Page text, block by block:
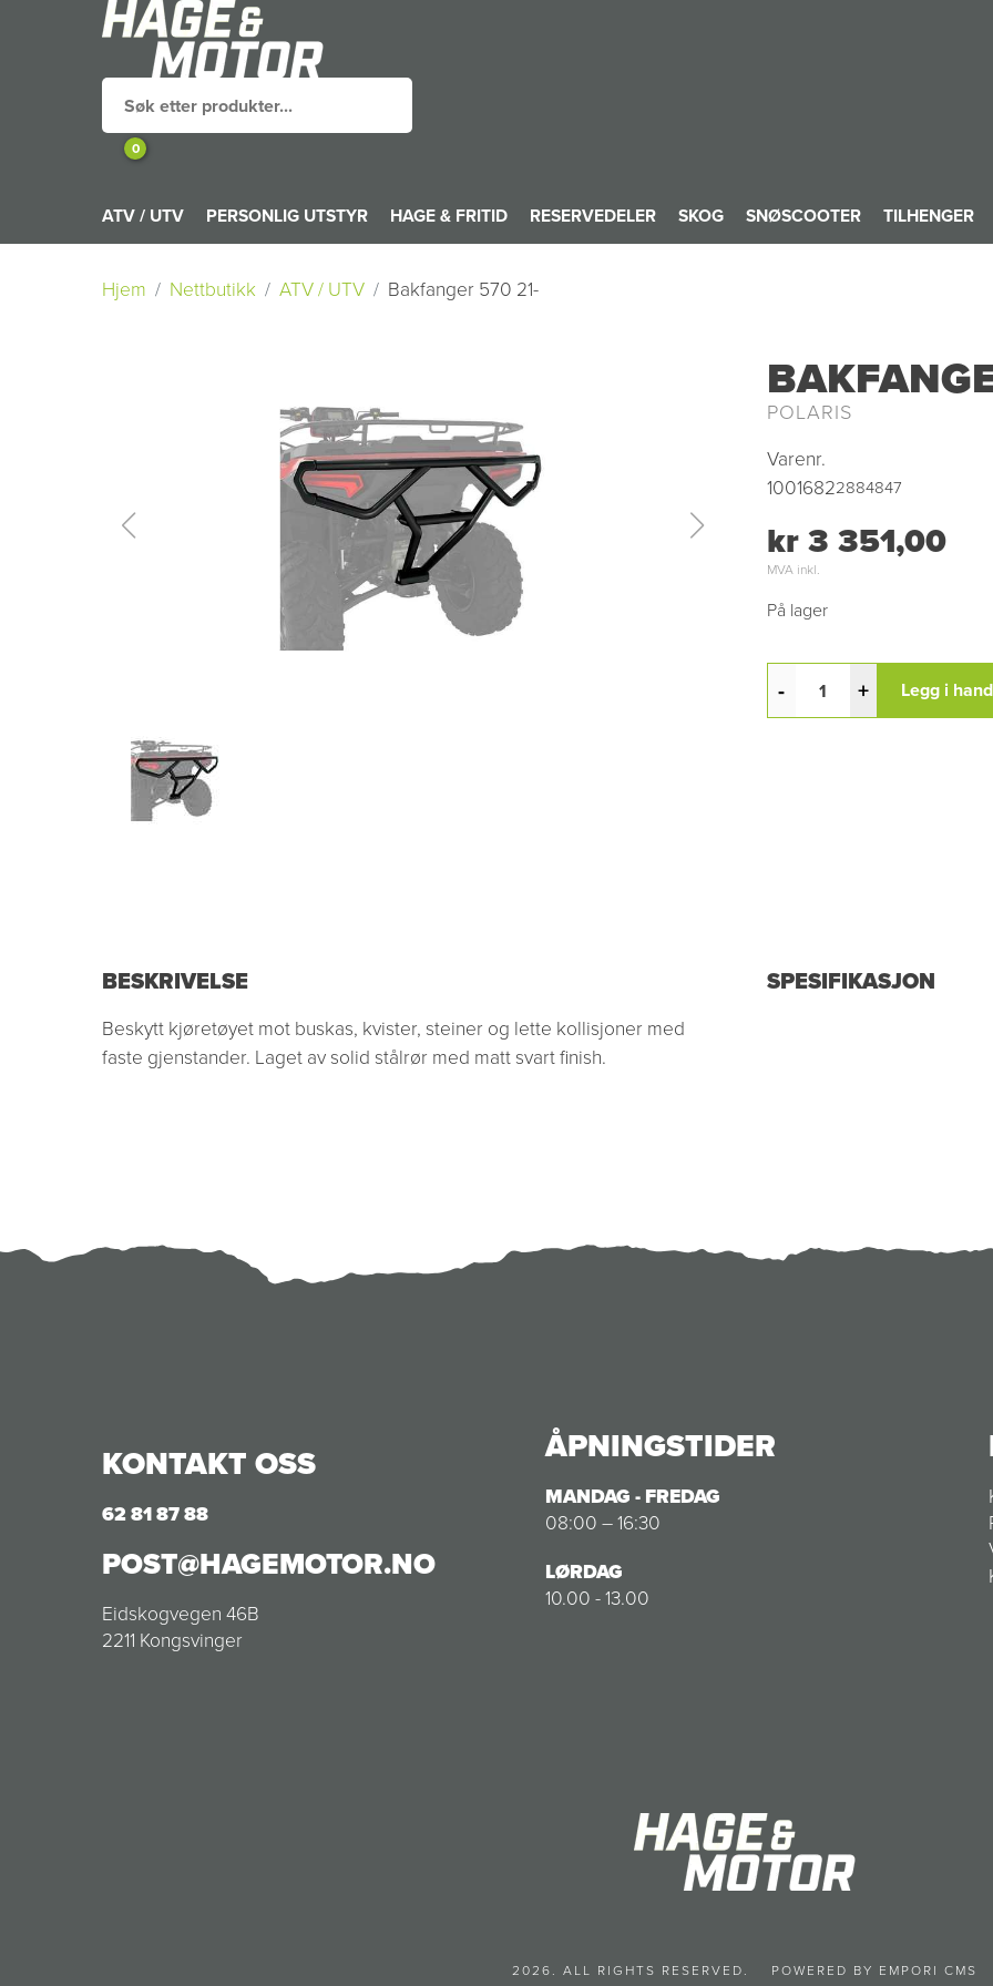
0
ATV / UTV PERSONLIG UTSTYR HAGE & FRITID RESERVEDELER SKOG SNØSCOOTER TILHENGER
Hjem Nettbutikk ATV / UTV Bakfanger 570 21-
POLARIS
Varenr.
10016822884847
kr 3 351,00
MVA inkl.
På lager
- + Legg i
BESKRIVELSE
Beskytt kjøretøyet mot buskas, kvister, steiner og lette kollisjoner med
faste gjenstander. Laget av solid stålrør med matt svart finish.
SPESIFIKASJON
KONTAKT OSS
62 81 87 88
POST@HAGEMOTOR.NO
Eidskogvegen 46B
2211 Kongsvinger
ÅPNINGSTIDER
MANDAG - FREDAG
08:00 – 16:30
LØRDAG
10.00 - 13.00
2026. ALL RIGHTS RESERVED. POWERED BY EMPORI CMS